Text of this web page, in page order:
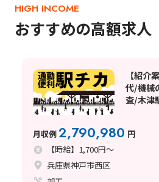
HIGH INCOME
おすすめの高額求人
【紹介
代/機械
査/木津
月収例2,790,980 円
【時給】1,700円～
兵庫県神戸市西区